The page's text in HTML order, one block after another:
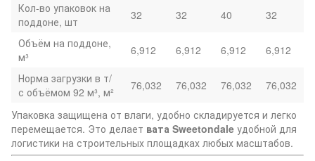
Кол-во упаковок на
поддоне, шт
32 32 40
32
Объём на поддоне,
м³
6,912 6,912 6,912
6,912
Норма загрузки в т/
с объёмом 92 м³, м²
76,032 76,032 76,032 76,032
Упаковка защищена от влаги, удобно складируется и легко
перемещается. Это делает вата Sweetondale удобной для
логистики на строительных площадках любых масштабов.